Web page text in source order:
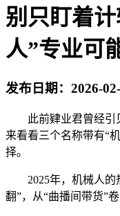
别只盯着
人”专业可
发布日期： 2026-
此前肄业君曾经引见
来看看三个名称带有“
择。
2025年，机械人的
翻”，从“曲播间带货”卷